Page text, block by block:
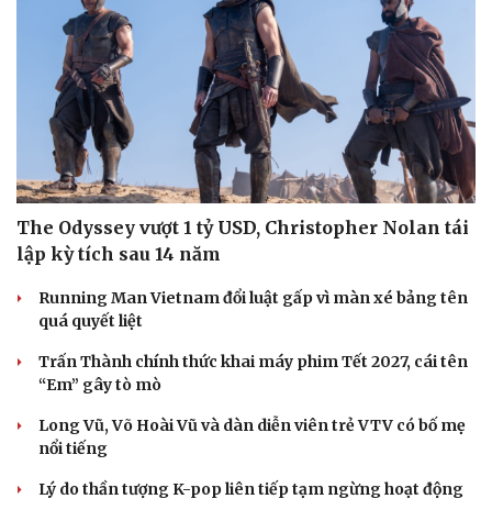
The Odyssey vượt 1 tỷ USD, Christopher Nolan tái
lập kỳ tích sau 14 năm
Running Man Vietnam đổi luật gấp vì màn xé bảng tên
quá quyết liệt
Trấn Thành chính thức khai máy phim Tết 2027, cái tên
“Em” gây tò mò
Long Vũ, Võ Hoài Vũ và dàn diễn viên trẻ VTV có bố mẹ
nổi tiếng
Lý do thần tượng K-pop liên tiếp tạm ngừng hoạt động